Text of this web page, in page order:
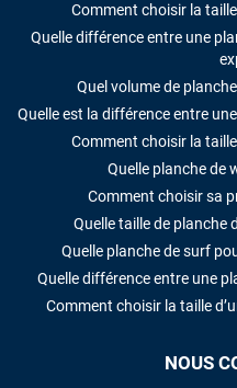
Comment choisir la
Quelle différence entre une
Quel volume de
Quelle est la différence entre
Comment choisir la
Quelle planche de
Comment choisir sa
Quelle taille de planche
Quelle planche de surf
Quelle différence entre une
Comment choisir la taille
NOUS